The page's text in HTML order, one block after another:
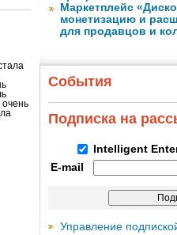
Маркетплейс
монетизацию и
для продавцов и
События
Подписка на
Intelligent
E-mail
Управление